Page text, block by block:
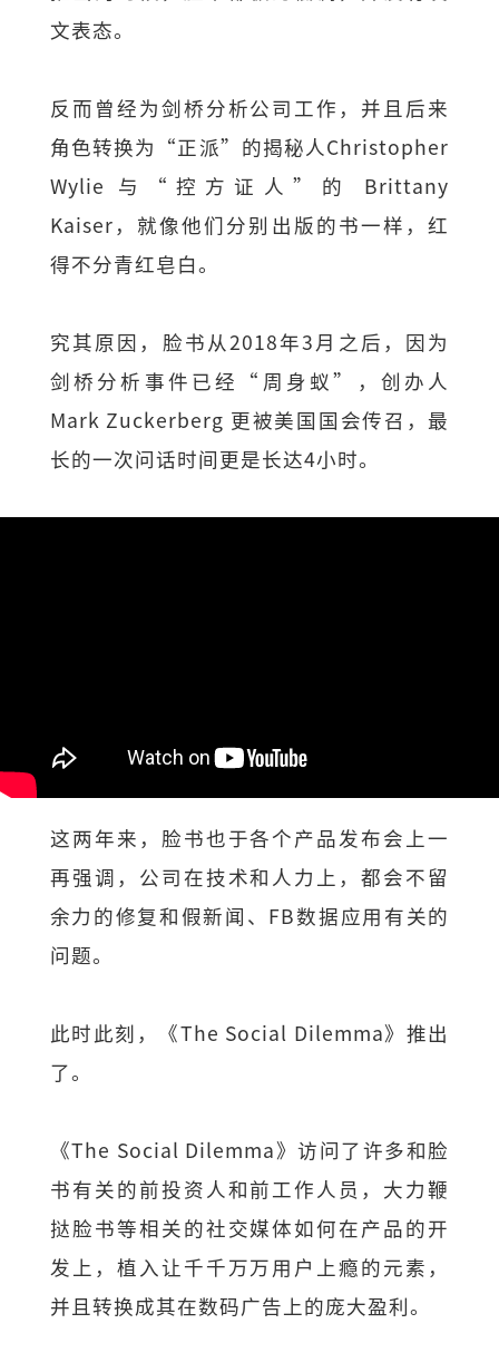
文表态。
反而曾经为剑桥分析公司工作，并且后来
角色转换为“正派”的揭秘人Christopher
Wylie 与“控方证人”的 Brittany
Kaiser，就像他们分别出版的书一样，红
得不分青红皂白。
究其原因，脸书从2018年3月之后，因为
剑桥分析事件已经“周身蚁”，创办人
Mark Zuckerberg 更被美国国会传召，最
长的一次问话时间更是长达4小时。
这两年来，脸书也于各个产品发布会上一
再强调，公司在技术和人力上，都会不留
余力的修复和假新闻、FB数据应用有关的
问题。
此时此刻，《The Social Dilemma》推出
了。
《The Social Dilemma》访问了许多和脸
书有关的前投资人和前工作人员，大力鞭
挞脸书等相关的社交媒体如何在产品的开
发上，植入让千千万万用户上瘾的元素，
并且转换成其在数码广告上的庞大盈利。